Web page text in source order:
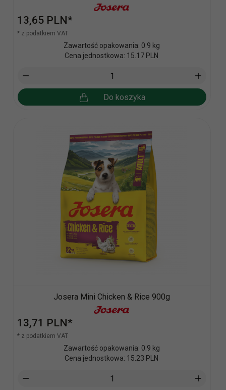
13,65 PLN*
* z podatkiem VAT
Zawartość opakowania: 0.9 kg
Cena jednostkowa: 15.17 PLN
Do koszyka
Josera Mini Chicken & Rice 900g
13,71 PLN*
* z podatkiem VAT
Zawartość opakowania: 0.9 kg
Cena jednostkowa: 15.23 PLN